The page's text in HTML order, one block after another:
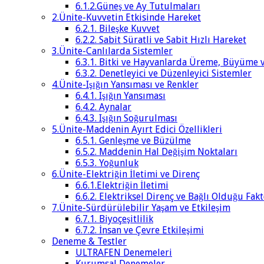
6.1.2.Güneş ve Ay Tutulmaları
2.Ünite-Kuvvetin Etkisinde Hareket
6.2.1. Bileşke Kuvvet
6.2.2. Sabit Süratli ve Sabit Hızlı Hareket
3.Ünite-Canlılarda Sistemler
6.3.1. Bitki ve Hayvanlarda Üreme, Büyüme
6.3.2. Denetleyici ve Düzenleyici Sistemler
4.Ünite-Işığın Yansıması ve Renkler
6.4.1. Işığın Yansıması
6.4.2. Aynalar
6.4.3. Işığın Soğurulması
5.Ünite-Maddenin Ayırt Edici Özellikleri
6.5.1. Genleşme ve Büzülme
6.5.2. Maddenin Hal Değişim Noktaları
6.5.3. Yoğunluk
6.Ünite-Elektriğin İletimi ve Direnç
6.6.1.Elektriğin İletimi
6.6.2. Elektriksel Direnç ve Bağlı Olduğu
7.Ünite-Sürdürülebilir Yaşam ve Etkileşim
6.7.1. Biyoçeşitlilik
6.7.2. İnsan ve Çevre Etkileşimi
Deneme & Testler
ULTRAFEN Denemeleri